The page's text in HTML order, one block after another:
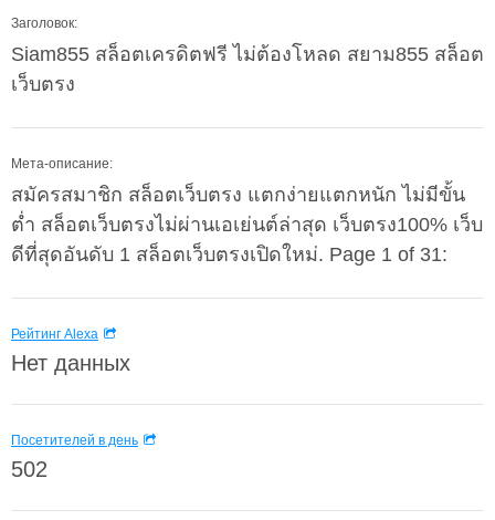
Заголовок:
Siam855 สล็อตเครดิตฟรี ไม่ต้องโหลด สยาม855 สล็อต
เว็บตรง
Мета-описание:
สมัครสมาชิก สล็อตเว็บตรง แตกง่ายแตกหนัก ไม่มีขั้น
ต่ำ สล็อตเว็บตรงไม่ผ่านเอเย่นต์ล่าสุด เว็บตรง100% เว็บ
ดีที่สุดอันดับ 1 สล็อตเว็บตรงเปิดใหม่. Page 1 of 31:
Рейтинг Alexa
Нет данных
Посетителей в день
502